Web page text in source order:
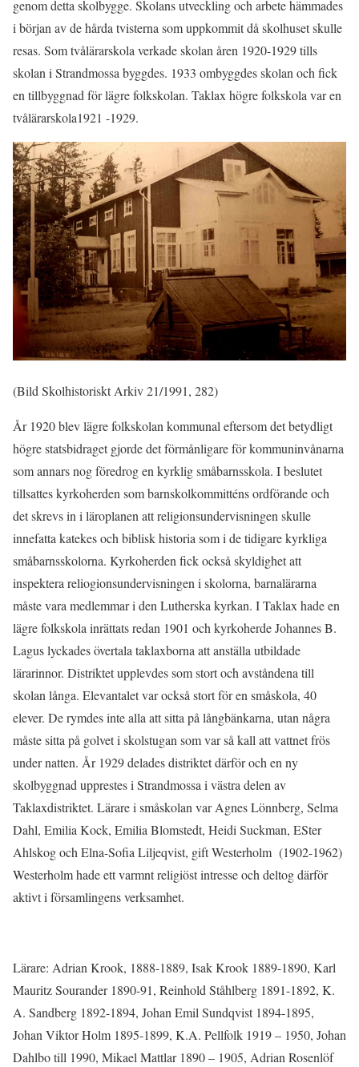
genom detta skolbygge. Skolans utveckling och arbete hämmades
i början av de hårda tvisterna som uppkommit då skolhuset skulle
resas. Som tvålärarskola verkade skolan åren 1920-1929 tills
skolan i Strandmossa byggdes. 1933 ombyggdes skolan och fick
en tillbyggnad för lägre folkskolan. Taklax högre folkskola var en
tvålärarskola1921 -1929.
(Bild Skolhistoriskt Arkiv 21/1991, 282)
År 1920 blev lägre folkskolan kommunal eftersom det betydligt
högre statsbidraget gjorde det förmånligare för kommuninvånarna
som annars nog föredrog en kyrklig småbarnsskola. I beslutet
tillsattes kyrkoherden som barnskolkommitténs ordförande och
det skrevs in i läroplanen att religionsundervisningen skulle
innefatta katekes och biblisk historia som i de tidigare kyrkliga
småbarnsskolorna. Kyrkoherden fick också skyldighet att
inspektera reliogionsundervisningen i skolorna, barnalärarna
måste vara medlemmar i den Lutherska kyrkan. I Taklax hade en
lägre folkskola inrättats redan 1901 och kyrkoherde Johannes B.
Lagus lyckades övertala taklaxborna att anställa utbildade
lärarinnor. Distriktet upplevdes som stort och avståndena till
skolan långa. Elevantalet var också stort för en småskola, 40
elever. De rymdes inte alla att sitta på långbänkarna, utan några
måste sitta på golvet i skolstugan som var så kall att vattnet frös
under natten. År 1929 delades distriktet därför och en ny
skolbyggnad upprestes i Strandmossa i västra delen av
Taklaxdistriktet. Lärare i småskolan var Agnes Lönnberg, Selma
Dahl, Emilia Kock, Emilia Blomstedt, Heidi Suckman, ESter
Ahlskog och Elna-Sofia Liljeqvist, gift Westerholm (1902-1962)
Westerholm hade ett varmnt religiöst intresse och deltog därför
aktivt i församlingens verksamhet.
Lärare: Adrian Krook, 1888-1889, Isak Krook 1889-1890, Karl
Mauritz Sourander 1890-91, Reinhold Ståhlberg 1891-1892, K.
A. Sandberg 1892-1894, Johan Emil Sundqvist 1894-1895,
Johan Viktor Holm 1895-1899, K.A. Pellfolk 1919 – 1950, Johan
Dahlbo till 1990, Mikael Mattlar 1890 – 1905, Adrian Rosenlöf